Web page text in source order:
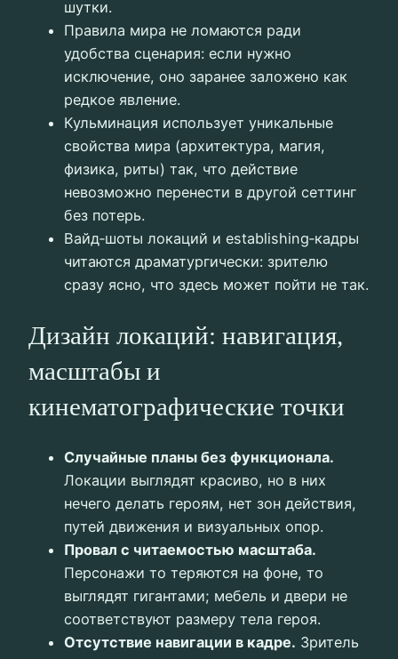
шутки.
Правила мира не ломаются ради
удобства сценария: если нужно
исключение, оно заранее заложено как
редкое явление.
Кульминация использует уникальные
свойства мира (архитектура, магия,
физика, риты) так, что действие
невозможно перенести в другой сеттинг
без потерь.
Вайд‑шоты локаций и establishing‑кадры
читаются драматургически: зрителю
сразу ясно, что здесь может пойти не так.
Дизайн локаций: навигация,
масштабы и
кинематографические точки
Случайные планы без функционала.
Локации выглядят красиво, но в них
нечего делать героям, нет зон действия,
путей движения и визуальных опор.
Провал с читаемостью масштаба.
Персонажи то теряются на фоне, то
выглядят гигантами; мебель и двери не
соответствуют размеру тела героя.
Отсутствие навигации в кадре. Зритель